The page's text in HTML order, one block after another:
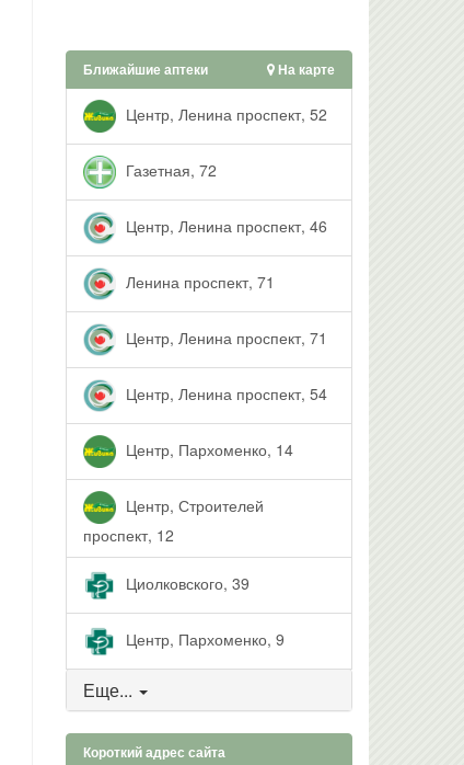
Ближайшие аптеки На карте
Центр, Ленина проспект, 52
Газетная, 72
Центр, Ленина проспект, 46
Ленина проспект, 71
Центр, Ленина проспект, 71
Центр, Ленина проспект, 54
Центр, Пархоменко, 14
Центр, Строителей
проспект, 12
Циолковского, 39
Центр, Пархоменко, 9
Еще...
Короткий адрес сайта